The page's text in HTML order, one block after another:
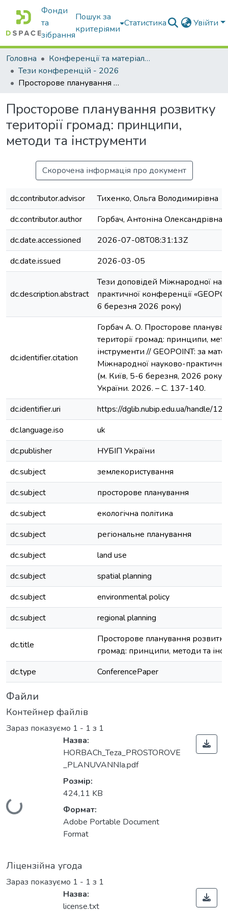
Фонди
та
зібрання
Пошук за
критеріями
Статистика Увійти
Головна
Конференції та матеріали конференцій
Тези конференцій - 2026
Просторове планування розвитку території громад: принципи, методи та інструменти
Просторове планування розвитку
території громад: принципи,
методи та інструменти
Скорочена інформація про документ
dc.contributor.advisor
Тихенко, Ольга Володимирівна
dc.contributor.author
Горбач, Антоніна Олександрівна
dc.date.accessioned
2026-07-08T08:31:13Z
dc.date.issued
2026-03-05
dc.description.abstract
Тези доповідей Міжнародної
практичної конференції
6 березня 2026 року)
dc.identifier.citation
Горбач А. О. Просторове
території громад: принципи,
інструменти // GEOPOINT: за
Міжнародної науково-
(м. Київ, 5-6 березня, 2026 року)
України. 2026. – С. 137-140.
dc.identifier.uri
https://dglib.nubip.edu.ua/handle/
dc.language.iso
uk
dc.publisher
НУБІП України
dc.subject
землекористування
dc.subject
просторове планування
dc.subject
екологічна політика
dc.subject
регіональне планування
dc.subject
land use
dc.subject
spatial planning
dc.subject
environmental policy
dc.subject
regional planning
dc.title
Просторове планування розвитку
громад: принципи, методи та
dc.type
ConferencePaper
Файли
Контейнер файлів
Зараз показуємо 1 - 1 з 1
Вантажиться...
Назва:
HORBACh_Teza_PROSTOROVE
_PLANUVANNIa.pdf
Розмір:
424,11 KB
Формат:
Adobe Portable Document
Format
Ліцензійна угода
Зараз показуємо 1 - 1 з 1
Назва:
license.txt